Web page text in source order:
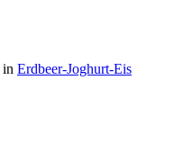
in Erdbeer-Joghurt-Eis